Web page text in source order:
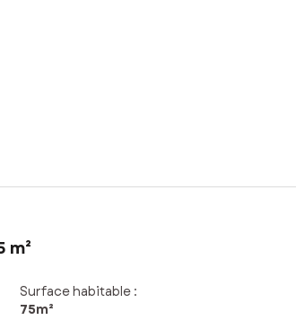
m²
Surface habitable :
75m²